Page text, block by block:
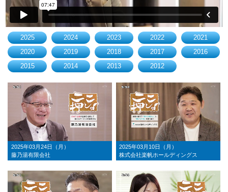
2025 2024 2023 2022
2021
2020
2019 2018 2017
2016
2015
2014 2013 2012
2025年03月24日（月）
藤乃湯有限会社
2025年03月10日（月）
株式会社楽帆ホールディングス